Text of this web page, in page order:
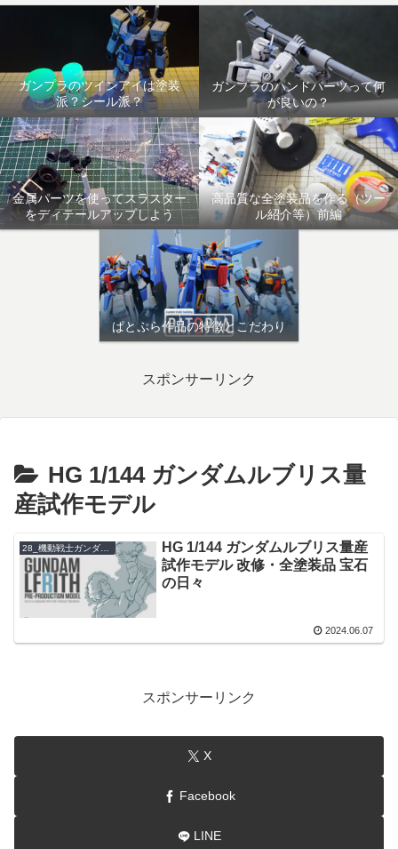
ガンプラのツインアイは塗装
派？シール派？
ガンプラのハンドパーツって何
が良いの？
金属パーツを使ってスラスター
をディテールアップしよう
高品質な全塗装品を作る（ツー
ル紹介等）前編
ぱとぷら作品の特徴とこだわり
スポンサーリンク
HG 1/144 ガンダムルブリス量
産試作モデル
HG 1/144 ガンダムルブリス量産
試作モデル 改修・全塗装品 宝石
の日々
2024.06.07
スポンサーリンク
X
Facebook
LINE